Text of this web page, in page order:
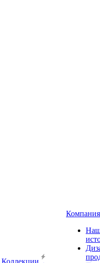
Коллекции
Компания